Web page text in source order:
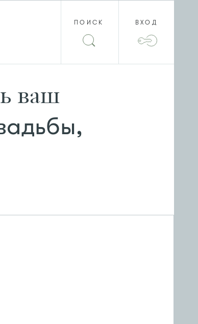
ПОИСК ВХОД
ваш